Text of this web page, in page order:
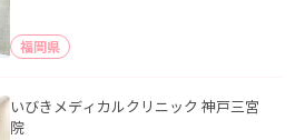
福岡県
いびきメディカルクリニック 神戸三宮
院